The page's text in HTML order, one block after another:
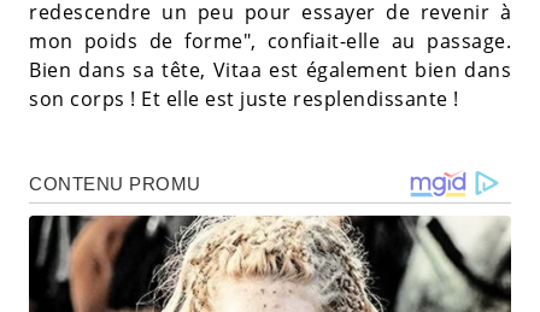
redescendre un peu pour essayer de revenir à
mon poids de forme", confiait-elle au passage.
Bien dans sa tête, Vitaa est également bien dans
son corps ! Et elle est juste resplendissante !